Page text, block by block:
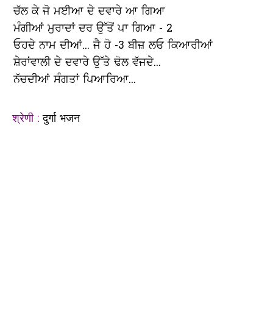
ਚੱਲ ਕੇ ਜੋ ਮਈਆ ਦੇ ਦਵਾਰੇ ਆ ਗਿਆ
ਮੰਗੀਆਂ ਮੁਰਾਦਾਂ ਦਰ ਉੱਤੋਂ ਪਾ ਗਿਆ - 2
ਓਹਦੇ ਨਾਮ ਦੀਆਂ... ਜੈ ਹੋ -3 ਬੀਜ਼ ਲਓ ਕਿਆਰੀਆਂ
ਸ਼ੇਰਾਂਵਾਲੀ ਦੇ ਦਵਾਰੇ ਉੱਤੇ ਢੋਲ ਵੱਜਦੇ...
ਨੱਚਦੀਆਂ ਸੰਗਤਾਂ ਪਿਆਰਿਆ...
श्रेणी :दुर्गा भजन